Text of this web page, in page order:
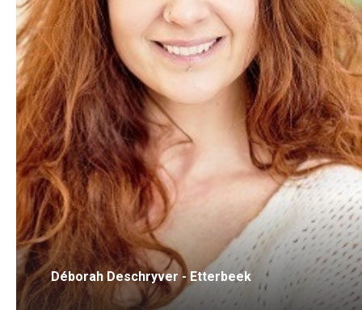
Déborah Deschryver - Etterbeek